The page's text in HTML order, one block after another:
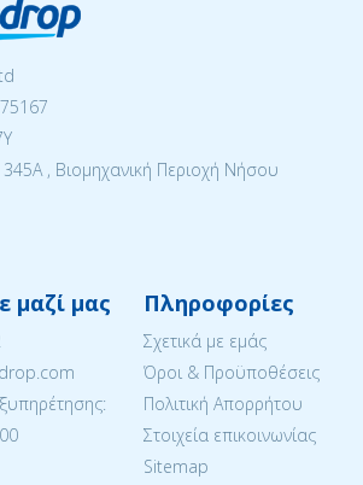
, Βιομηχανική Περιοχή Νήσου
μαζί μας Πληροφορίες
Σχετικά με εμάς
Όροι & Προϋποθέσεις
Πολιτική Απορρήτου
Στοιχεία επικοινωνίας
Sitemap